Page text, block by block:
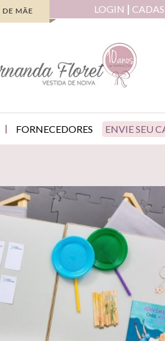
LOGIN
FORNECEDORES ENVIE SEU